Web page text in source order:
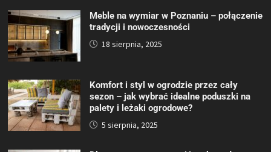
Meble na wymiar w Poznaniu – połączenie
tradycji i nowoczesności
18 sierpnia, 2025
Komfort i styl w ogrodzie przez cały
sezon – jak wybrać idealne poduszki na
palety i leżaki ogrodowe?
5 sierpnia, 2025